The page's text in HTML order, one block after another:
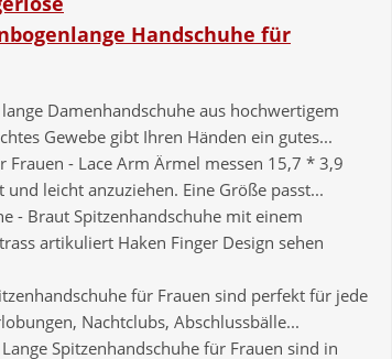
Handschuhe für
Damenhandschuhe aus hochwertigem
Gewebe gibt Ihren Händen ein gutes...
Frauen - Lace Arm Ärmel messen 15,7 * 3,9
leicht anzuziehen. Eine Größe passt...
- Braut Spitzenhandschuhe mit einem
artikuliert Haken Finger Design sehen
für Frauen sind perfekt für jede
Nachtclubs, Abschlussbälle...
Spitzenhandschuhe für Frauen sind in